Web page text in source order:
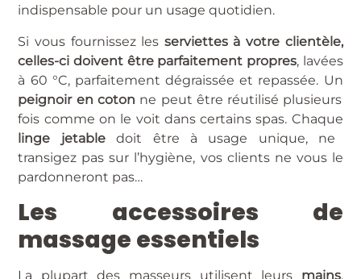
indispensable pour un usage quotidien.
Si vous fournissez les serviettes à votre clientèle,
celles-ci doivent être parfaitement propres, lavées
à 60 °C, parfaitement dégraissée et repassée. Un
peignoir en coton ne peut être réutilisé plusieurs
fois comme on le voit dans certains spas. Chaque
linge jetabledoit être à usage unique, ne
transigez pas sur l’hygiène, vos clients ne vous le
pardonneront pas…
Les accessoires de
massage essentiels
La plupart des masseurs utilisent leurs mains,